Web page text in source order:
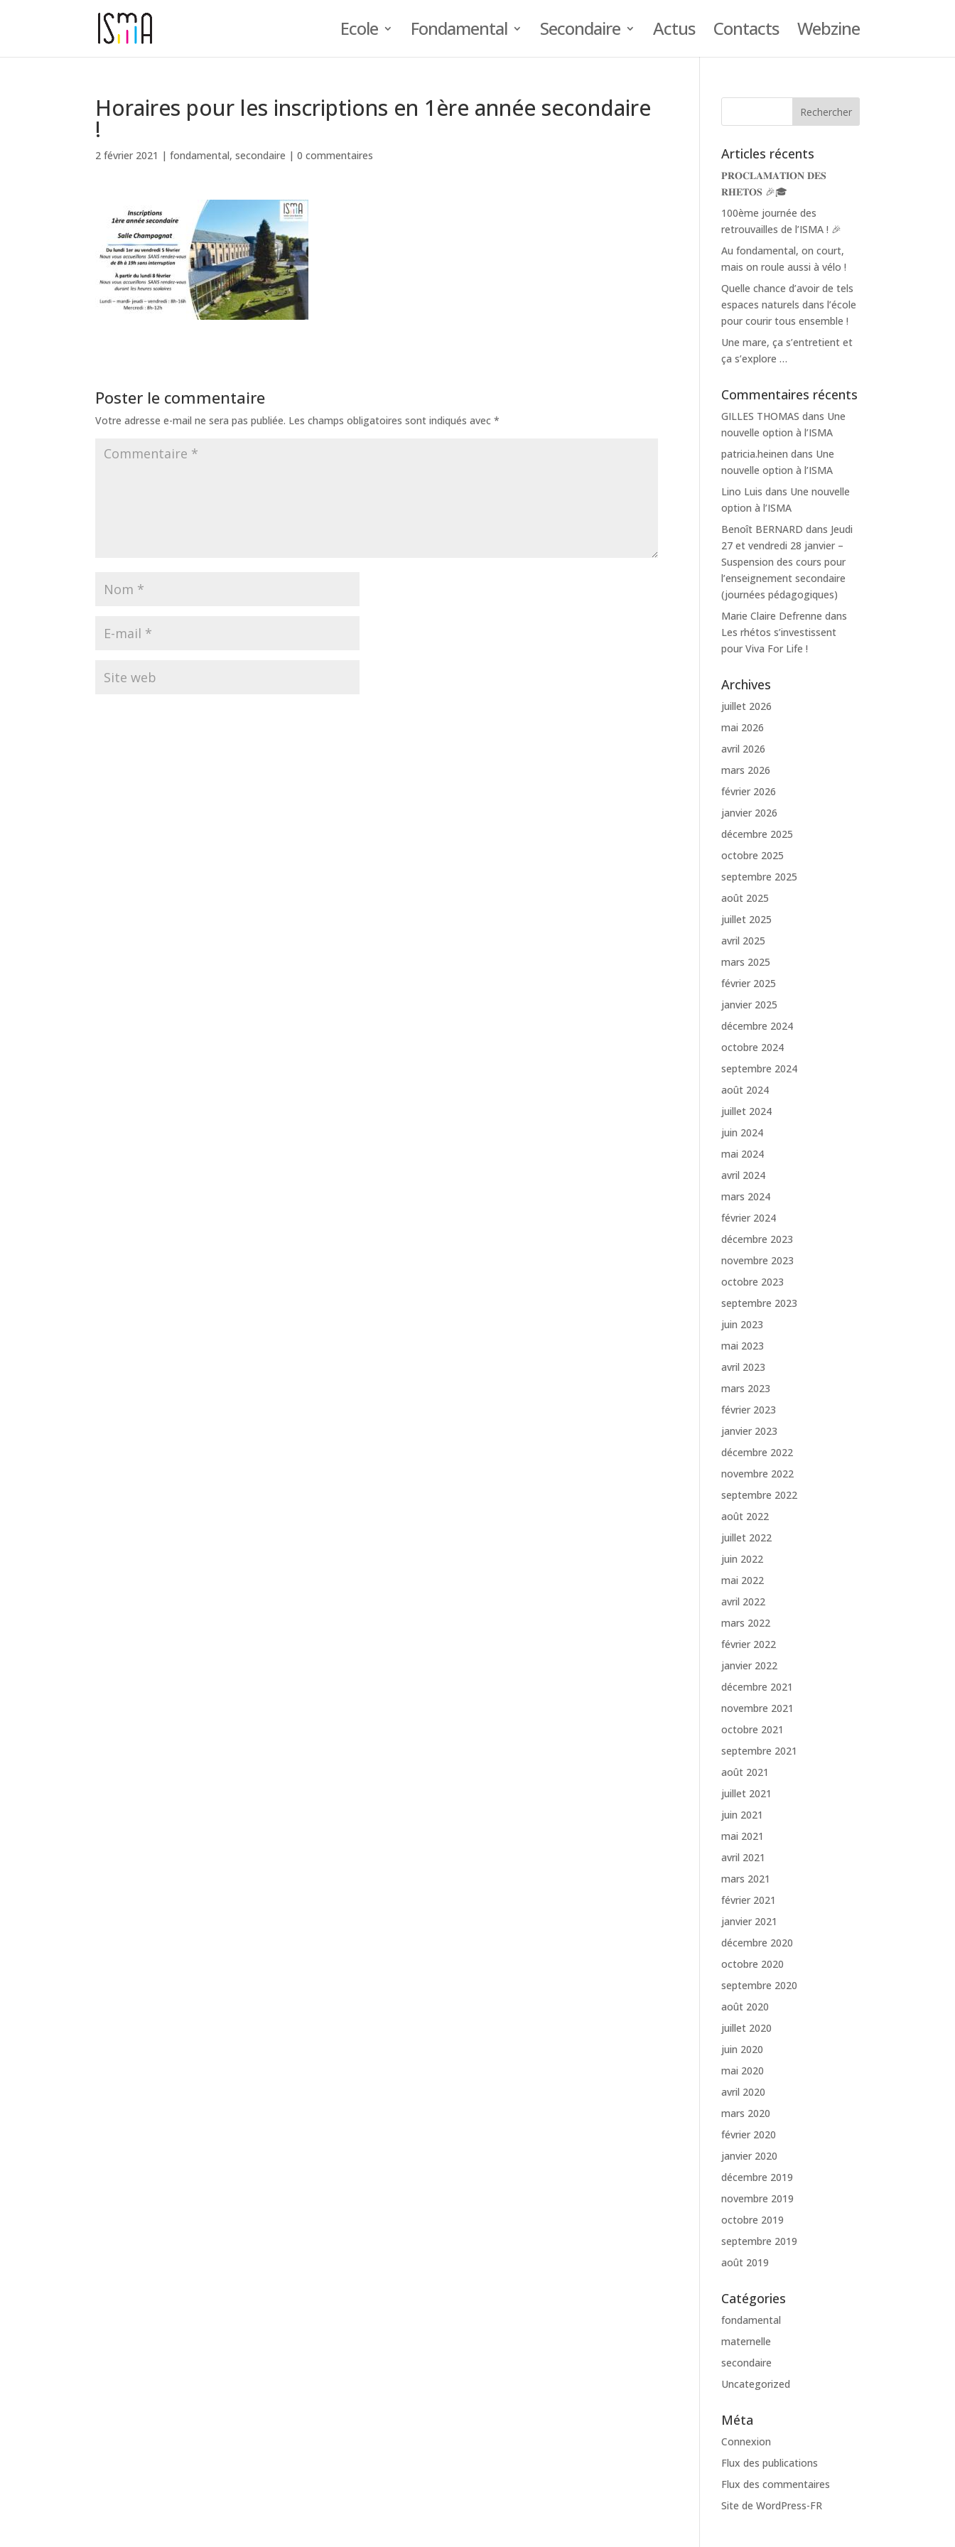
Ecole Fondamental Secondaire Actus Contacts Webzine
Horaires pour les inscriptions en 1ère année secondaire
!
2 février 2021 |fondamental,secondaire |0 commentaires
Poster le commentaire
Votre adresse e-mail ne sera pas publiée. Les champs obligatoires sont indiqués avec*
Articles récents
𝐏𝐑𝐎𝐂𝐋𝐀𝐌𝐀𝐓𝐈𝐎𝐍 𝐃𝐄𝐒
𝐑𝐇𝐄𝐓𝐎𝐒 🎉🎓
100ème journée des
retrouvailles de l’ISMA ! 🎉
Au fondamental, on court,
mais on roule aussi à vélo !
Quelle chance d’avoir de tels
espaces naturels dans l’école
pour courir tous ensemble !
Une mare, ça s’entretient et
ça s’explore …
Commentaires récents
GILLES THOMAS dans Une
nouvelle option à l’ISMA
patricia.heinen dans Une
nouvelle option à l’ISMA
Lino Luis dans Une nouvelle
option à l’ISMA
Benoît BERNARD dans Jeudi
27 et vendredi 28 janvier –
Suspension des cours pour
l’enseignement secondaire
(journées pédagogiques)
Marie Claire Defrenne dans
Les rhétos s’investissent
pour Viva For Life !
Archives
juillet 2026
mai 2026
avril 2026
mars 2026
février 2026
janvier 2026
décembre 2025
octobre 2025
septembre 2025
août 2025
juillet 2025
avril 2025
mars 2025
février 2025
janvier 2025
décembre 2024
octobre 2024
septembre 2024
août 2024
juillet 2024
juin 2024
mai 2024
avril 2024
mars 2024
février 2024
décembre 2023
novembre 2023
octobre 2023
septembre 2023
juin 2023
mai 2023
avril 2023
mars 2023
février 2023
janvier 2023
décembre 2022
novembre 2022
septembre 2022
août 2022
juillet 2022
juin 2022
mai 2022
avril 2022
mars 2022
février 2022
janvier 2022
décembre 2021
novembre 2021
octobre 2021
septembre 2021
août 2021
juillet 2021
juin 2021
mai 2021
avril 2021
mars 2021
février 2021
janvier 2021
décembre 2020
octobre 2020
septembre 2020
août 2020
juillet 2020
juin 2020
mai 2020
avril 2020
mars 2020
février 2020
janvier 2020
décembre 2019
novembre 2019
octobre 2019
septembre 2019
août 2019
Catégories
fondamental
maternelle
secondaire
Uncategorized
Méta
Connexion
Flux des publications
Flux des commentaires
Site de WordPress-FR